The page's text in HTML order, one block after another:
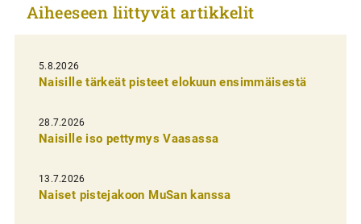
k
e
l
i
e
n
e
Aiheeseen liittyvät artikkelit
5.8.2026
Naisille tärkeät pisteet elokuun ensimmäisestä
28.7.2026
Naisille iso pettymys Vaasassa
13.7.2026
Naiset pistejakoon MuSan kanssa